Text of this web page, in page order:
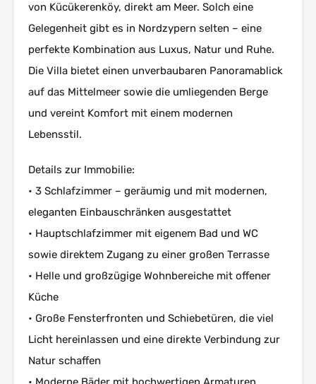
von Kücükerenköy, direkt am Meer. Solch eine
Gelegenheit gibt es in Nordzypern selten – eine
perfekte Kombination aus Luxus, Natur und Ruhe.
Die Villa bietet einen unverbaubaren Panoramablick
auf das Mittelmeer sowie die umliegenden Berge
und vereint Komfort mit einem modernen
Lebensstil.
Details zur Immobilie:
• 3 Schlafzimmer – geräumig und mit modernen,
eleganten Einbauschränken ausgestattet
• Hauptschlafzimmer mit eigenem Bad und WC
sowie direktem Zugang zu einer großen Terrasse
• Helle und großzügige Wohnbereiche mit offener
Küche
• Große Fensterfronten und Schiebetüren, die viel
Licht hereinlassen und eine direkte Verbindung zur
Natur schaffen